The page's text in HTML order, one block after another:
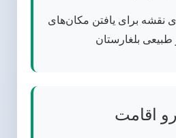
نقشه برای یافتن مکان‌های
طبیعی بلغارستان
اقامت